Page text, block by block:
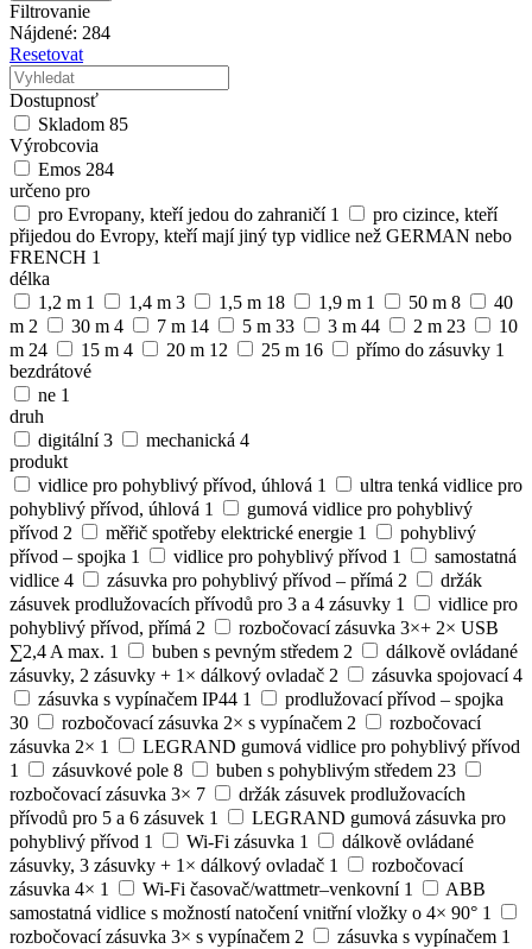
Filtrovanie
Nájdené: 284
Resetovat
Dostupnosť
Skladom 85
Výrobcovia
Emos 284
určeno pro
pro Evropany, kteří jedou do zahraničí 1
pro cizince, kteří
přijedou do Evropy, kteří mají jiný typ vidlice než GERMAN nebo
FRENCH 1
délka
1,2 m 1 1,4 m 3 1,5 m 18 1,9 m 1 50 m 8
40
m 2 30 m 4 7 m 14 5 m 33 3 m 44 2 m 23
10
m 24 15 m 4 20 m 12 25 m 16 přímo do zásuvky 1
bezdrátové
ne 1
druh
digitální3 mechanická 4
produkt
vidlice pro pohyblivý přívod, úhlová 1
ultra tenká vidlice pro
pohyblivý přívod, úhlová 1
gumová vidlice pro pohyblivý
přívod 2 měřič spotřeby elektrické energie 1
pohyblivý
přívod – spojka 1 vidlice pro pohyblivý přívod 1
samostatná
vidlice 4 zásuvka pro pohyblivý přívod – přímá 2
držák
zásuvek prodlužovacích přívodů pro 3 a 4 zásuvky 1
vidlice pro
pohyblivý přívod, přímá 2
rozbočovací zásuvka 3×+ 2× USB
∑2,4 A max. 1 buben s pevným středem 2
dálkově ovládané
zásuvky, 2 zásuvky + 1× dálkový ovladač 2 zásuvka spojovací4
zásuvka s vypínačem IP44 1
prodlužovací přívod – spojka
30
rozbočovací zásuvka 2× s vypínačem 2
rozbočovací
zásuvka 2× 1
LEGRAND gumová vidlice pro pohyblivý přívod
1
zásuvkové pole 8 buben s pohyblivým středem 23
rozbočovací zásuvka 3× 7
držák zásuvek prodlužovacích
přívodů pro 5 a 6 zásuvek 1
LEGRAND gumová zásuvka pro
pohyblivý přívod 1 Wi-Fi zásuvka 1
dálkově ovládané
zásuvky, 3 zásuvky + 1× dálkový ovladač 1
rozbočovací
zásuvka 4× 1 Wi-Fi časovač/wattmetr–venkovní 1
ABB
samostatná vidlice s možností natočení vnitřní vložky o 4× 90° 1
rozbočovací zásuvka 3× s vypínačem 2 zásuvka s vypínačem 1